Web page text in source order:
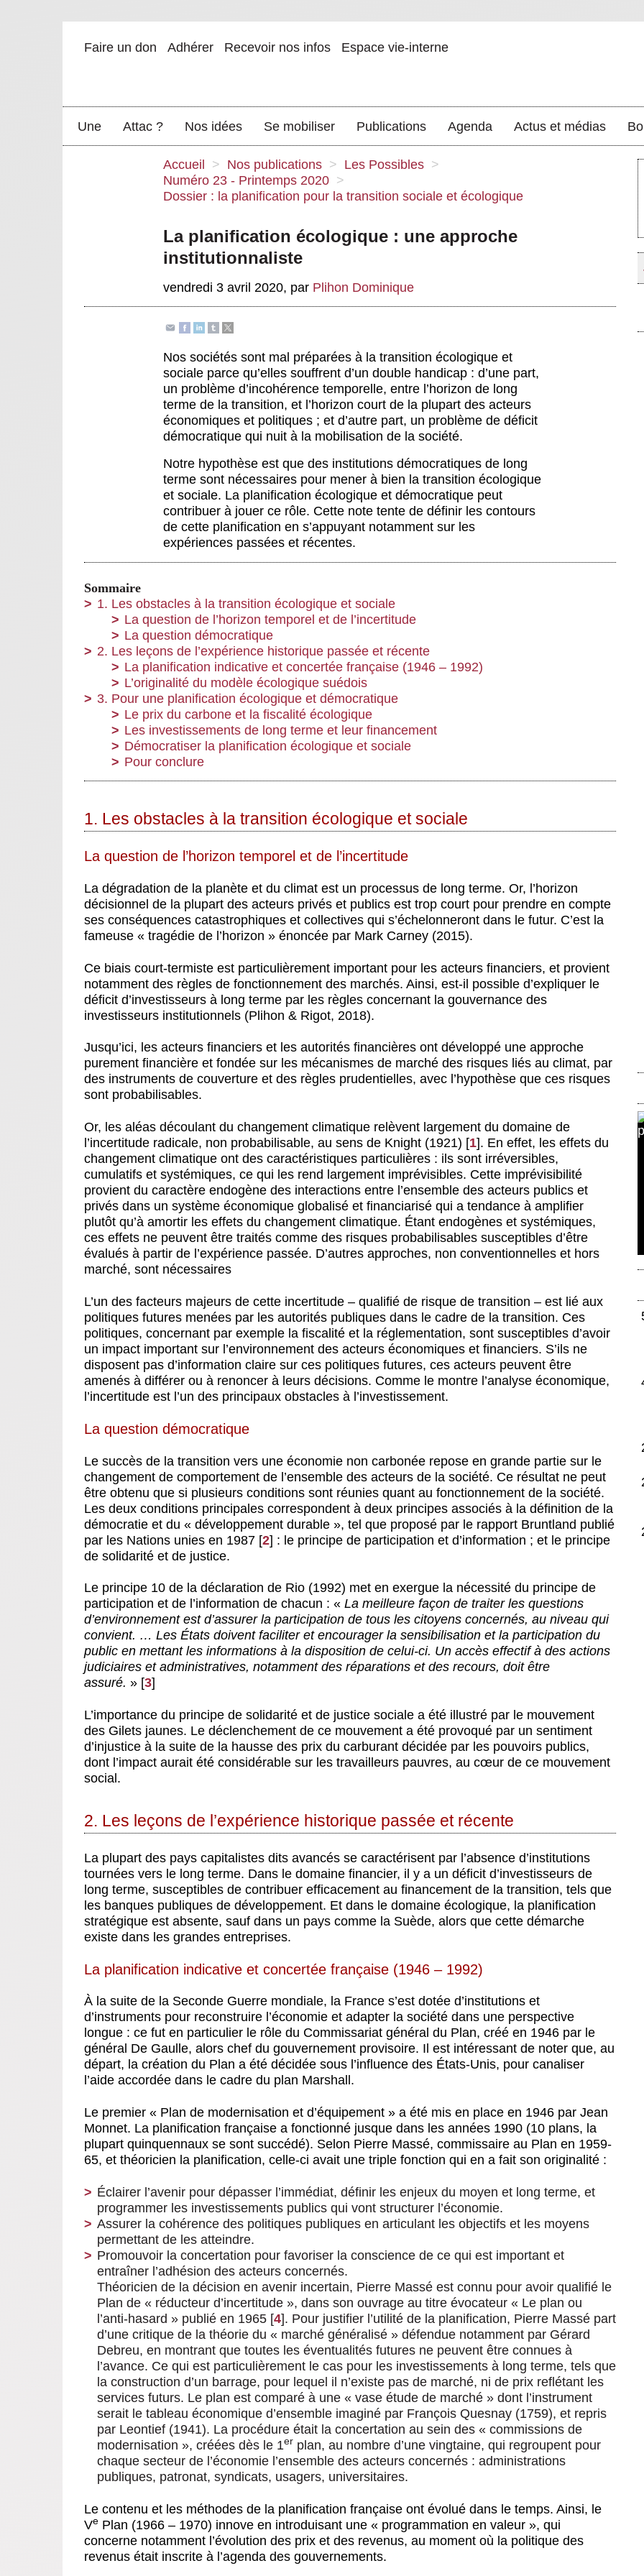
Faire un don Adhérer Recevoir nos infos Espace vie-interne
Une Attac ? Nos idées Se mobiliser Publications Agenda Actus et médias
Accueil > Nos publications > Les Possibles >
Numéro 23 - Printemps 2020 >
Dossier : la planification pour la transition sociale et écologique
La planification écologique : une approche
institutionnaliste
vendredi 3 avril 2020, par Plihon Dominique
Nos sociétés sont mal préparées à la transition écologique et
sociale parce qu’elles souffrent d’un double handicap : d’une part,
un problème d’incohérence temporelle, entre l’horizon de long
terme de la transition, et l’horizon court de la plupart des acteurs
économiques et politiques ; et d’autre part, un problème de déficit
démocratique qui nuit à la mobilisation de la société.
Notre hypothèse est que des institutions démocratiques de long
terme sont nécessaires pour mener à bien la transition écologique
et sociale. La planification écologique et démocratique peut
contribuer à jouer ce rôle. Cette note tente de définir les contours
de cette planification en s’appuyant notamment sur les
expériences passées et récentes.
Sommaire
1. Les obstacles à la transition écologique et sociale
La question de l’horizon temporel et de l’incertitude
La question démocratique
2. Les leçons de l’expérience historique passée et récente
La planification indicative et concertée française (1946 – 1992)
L’originalité du modèle écologique suédois
3. Pour une planification écologique et démocratique
Le prix du carbone et la fiscalité écologique
Les investissements de long terme et leur financement
Démocratiser la planification écologique et sociale
Pour conclure
1. Les obstacles à la transition écologique et sociale
La question de l’horizon temporel et de l’incertitude
La dégradation de la planète et du climat est un processus de long terme. Or, l’horizon
décisionnel de la plupart des acteurs privés et publics est trop court pour prendre en compte
ses conséquences catastrophiques et collectives qui s’échelonneront dans le futur. C’est la
fameuse « tragédie de l’horizon » énoncée par Mark Carney (2015).
Ce biais court-termiste est particulièrement important pour les acteurs financiers, et provient
notamment des règles de fonctionnement des marchés. Ainsi, est-il possible d’expliquer le
déficit d’investisseurs à long terme par les règles concernant la gouvernance des
investisseurs institutionnels (Plihon & Rigot, 2018).
Jusqu’ici, les acteurs financiers et les autorités financières ont développé une approche
purement financière et fondée sur les mécanismes de marché des risques liés au climat, par
des instruments de couverture et des règles prudentielles, avec l’hypothèse que ces risques
sont probabilisables.
Or, les aléas découlant du changement climatique relèvent largement du domaine de
l’incertitude radicale, non probabilisable, au sens de Knight (1921) [1]. En effet, les effets du
changement climatique ont des caractéristiques particulières : ils sont irréversibles,
cumulatifs et systémiques, ce qui les rend largement imprévisibles. Cette imprévisibilité
provient du caractère endogène des interactions entre l’ensemble des acteurs publics et
privés dans un système économique globalisé et financiarisé qui a tendance à amplifier
plutôt qu’à amortir les effets du changement climatique. Étant endogènes et systémiques,
ces effets ne peuvent être traités comme des risques probabilisables susceptibles d’être
évalués à partir de l’expérience passée. D’autres approches, non conventionnelles et hors
marché, sont nécessaires
L’un des facteurs majeurs de cette incertitude – qualifié de risque de transition – est lié aux
politiques futures menées par les autorités publiques dans le cadre de la transition. Ces
politiques, concernant par exemple la fiscalité et la réglementation, sont susceptibles d’avoir
un impact important sur l’environnement des acteurs économiques et financiers. S’ils ne
disposent pas d’information claire sur ces politiques futures, ces acteurs peuvent être
amenés à différer ou à renoncer à leurs décisions. Comme le montre l’analyse économique,
l’incertitude est l’un des principaux obstacles à l’investissement.
La question démocratique
Le succès de la transition vers une économie non carbonée repose en grande partie sur le
changement de comportement de l’ensemble des acteurs de la société. Ce résultat ne peut
être obtenu que si plusieurs conditions sont réunies quant au fonctionnement de la société.
Les deux conditions principales correspondent à deux principes associés à la définition de la
démocratie et du « développement durable », tel que proposé par le rapport Bruntland publié
par les Nations unies en 1987 [2] : le principe de participation et d’information ; et le principe
de solidarité et de justice.
Le principe 10 de la déclaration de Rio (1992) met en exergue la nécessité du principe de
participation et de l’information de chacun : « La meilleure façon de traiter les questions
d’environnement est d’assurer la participation de tous les citoyens concernés, au niveau qui
convient. … Les États doivent faciliter et encourager la sensibilisation et la participation du
public en mettant les informations à la disposition de celui-ci. Un accès effectif à des actions
judiciaires et administratives, notamment des réparations et des recours, doit être
assuré. » [3]
L’importance du principe de solidarité et de justice sociale a été illustré par le mouvement
des Gilets jaunes. Le déclenchement de ce mouvement a été provoqué par un sentiment
d’injustice à la suite de la hausse des prix du carburant décidée par les pouvoirs publics,
dont l’impact aurait été considérable sur les travailleurs pauvres, au cœur de ce mouvement
social.
2. Les leçons de l’expérience historique passée et récente
La plupart des pays capitalistes dits avancés se caractérisent par l’absence d’institutions
tournées vers le long terme. Dans le domaine financier, il y a un déficit d’investisseurs de
long terme, susceptibles de contribuer efficacement au financement de la transition, tels que
les banques publiques de développement. Et dans le domaine écologique, la planification
stratégique est absente, sauf dans un pays comme la Suède, alors que cette démarche
existe dans les grandes entreprises.
La planification indicative et concertée française (1946 – 1992)
À la suite de la Seconde Guerre mondiale, la France s’est dotée d’institutions et
d’instruments pour reconstruire l’économie et adapter la société dans une perspective
longue : ce fut en particulier le rôle du Commissariat général du Plan, créé en 1946 par le
général De Gaulle, alors chef du gouvernement provisoire. Il est intéressant de noter que, au
départ, la création du Plan a été décidée sous l’influence des États-Unis, pour canaliser
l’aide accordée dans le cadre du plan Marshall.
Le premier « Plan de modernisation et d’équipement » a été mis en place en 1946 par Jean
Monnet. La planification française a fonctionné jusque dans les années 1990 (10 plans, la
plupart quinquennaux se sont succédé). Selon Pierre Massé, commissaire au Plan en 1959-
65, et théoricien la planification, celle-ci avait une triple fonction qui en a fait son originalité :
Éclairer l’avenir pour dépasser l’immédiat, définir les enjeux du moyen et long terme, et
programmer les investissements publics qui vont structurer l’économie.
Assurer la cohérence des politiques publiques en articulant les objectifs et les moyens
permettant de les atteindre.
Promouvoir la concertation pour favoriser la conscience de ce qui est important et
entraîner l’adhésion des acteurs concernés.
Théoricien de la décision en avenir incertain, Pierre Massé est connu pour avoir qualifié le
Plan de « réducteur d’incertitude », dans son ouvrage au titre évocateur « Le plan ou
l’anti-hasard » publié en 1965 [4]. Pour justifier l’utilité de la planification, Pierre Massé part
d’une critique de la théorie du « marché généralisé » défendue notamment par Gérard
Debreu, en montrant que toutes les éventualités futures ne peuvent être connues à
l’avance. Ce qui est particulièrement le cas pour les investissements à long terme, tels que
la construction d’un barrage, pour lequel il n’existe pas de marché, ni de prix reflétant les
services futurs. Le plan est comparé à une « vase étude de marché » dont l’instrument
serait le tableau économique d’ensemble imaginé par François Quesnay (1759), et repris
par Leontief (1941). La procédure était la concertation au sein des « commissions de
modernisation », créées dès le 1er plan, au nombre d’une vingtaine, qui regroupent pour
chaque secteur de l’économie l’ensemble des acteurs concernés : administrations
publiques, patronat, syndicats, usagers, universitaires.
Le contenu et les méthodes de la planification française ont évolué dans le temps. Ainsi, le
Ve Plan (1966 – 1970) innove en introduisant une « programmation en valeur », qui
concerne notamment l’évolution des prix et des revenus, au moment où la politique des
revenus était inscrite à l’agenda des gouvernements.